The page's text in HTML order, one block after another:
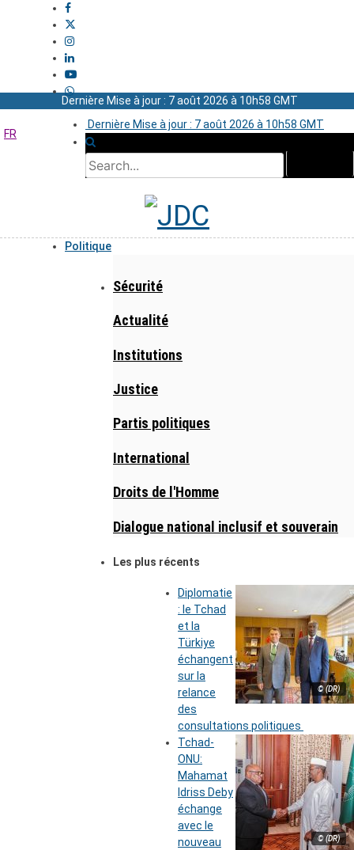
Dernière Mise à jour : 7 août 2026 à 10h58 GMT
Dernière Mise à jour : 7 août 2026 à 10h58 GMT
FR
Politique
Sécurité
Actualité
Institutions
Justice
Partis politiques
International
Droits de l'Homme
Dialogue national inclusif et souverain
Les plus récents
© (DR)
Diplomatie
: le Tchad
et la
Türkiye
échangent
sur la
relance
des
consultations politiques
© (DR)
Tchad-
ONU:
Mahamat
Idriss Deby
échange
avec le
nouveau